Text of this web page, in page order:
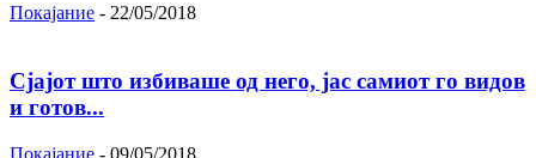
Покајание - 22/05/2018
Сјајот што избиваше од него, јас самиот го видов
и готов...
Покајание - 09/05/2018